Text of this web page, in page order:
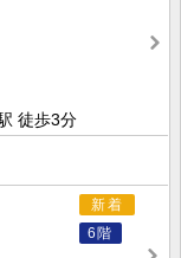
徒歩3分
新着
6階